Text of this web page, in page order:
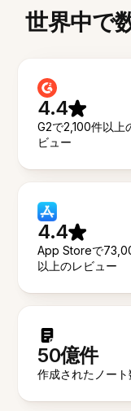
世界中で
4.4
G2で2,100件以上
ビュー
4.4
App Storeで
以上のレビュー
50億件
作成されたノート